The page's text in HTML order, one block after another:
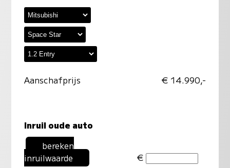
Aanschafprijs € 14.990,-
Inruil oude auto
bereken
inruilwaarde
€